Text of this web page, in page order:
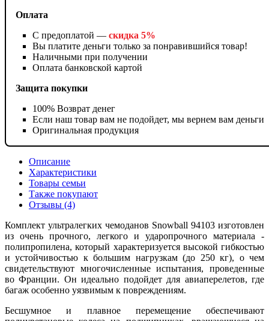
Оплата
С предоплатой — скидка 5%
Вы платите деньги только за понравившийся товар!
Наличными при получении
Оплата банковской картой
Защита покупки
100% Возврат денег
Если наш товар вам не подойдет, мы вернем вам деньги
Оригинальная продукция
Описание
Характеристики
Товары семьи
Также покупают
Отзывы (4)
Комплект ультралегких чемоданов Snowball 94103 изготовлен
из очень прочного, легкого и ударопрочного материала -
полипропилена, который характеризуется высокой гибкостью
и устойчивостью к большим нагрузкам (до 250 кг), о чем
свидетельствуют многочисленные испытания, проведенные
во Франции. Он идеально подойдет для авиаперелетов, где
багаж особенно уязвимым к повреждениям.
Бесшумное и плавное перемещение обеспечивают